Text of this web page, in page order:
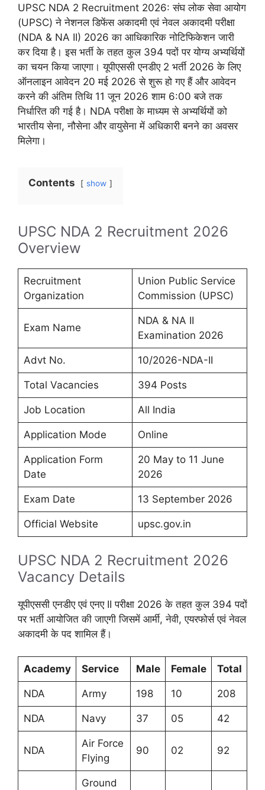
UPSC NDA 2 Recruitment 2026: संघ लोक सेवा आयोग
(UPSC) ने नेशनल डिफेंस अकादमी एवं नेवल अकादमी परीक्षा
(NDA & NA II) 2026 का आधिकारिक नोटिफिकेशन जारी
कर दिया है। इस भर्ती के तहत कुल 394 पदों पर योग्य अभ्यर्थियों
का चयन किया जाएगा। यूपीएससी एनडीए 2 भर्ती 2026 के लिए
ऑनलाइन आवेदन 20 मई 2026 से शुरू हो गए हैं और आवेदन
करने की अंतिम तिथि 11 जून 2026 शाम 6:00 बजे तक
निर्धारित की गई है। NDA परीक्षा के माध्यम से अभ्यर्थियों को
भारतीय सेना, नौसेना और वायुसेना में अधिकारी बनने का अवसर
मिलेगा।
Contents show
UPSC NDA 2 Recruitment 2026
Overview
Recruitment
Organization
Union Public Service
Commission (UPSC)
Exam Name
NDA & NA II
Examination 2026
Advt No. 10/2026-NDA-II
Total Vacancies 394 Posts
Job Location All India
Application Mode Online
Application Form
Date
20 May to 11 June
2026
Exam Date 13 September 2026
Official Website upsc.gov.in
UPSC NDA 2 Recruitment 2026
Vacancy Details
यूपीएससी एनडीए एवं एनए II परीक्षा 2026 के तहत कुल 394 पदों
पर भर्ती आयोजित की जाएगी जिसमें आर्मी, नेवी, एयरफोर्स एवं नेवल
अकादमी के पद शामिल हैं।
Academy Service Male Female Total
NDA Army 198 10 208
NDA Navy 37 05 42
NDA
Air Force
Flying
90 02 92
Ground